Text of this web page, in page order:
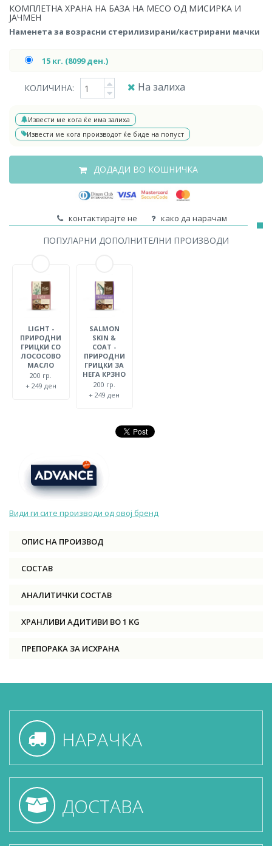
КОМПЛЕТНА ХРАНА НА БАЗА НА МЕСО ОД МИСИРКА И
ЈАЧМЕН
Наменета за возрасни стерилизирани/кастрирани мачки
15 кг. (8099 ден.)
КОЛИЧИНА: На залиха
Извести ме кога ќе има залиха
Извести ме кога производот ќе биде на попуст
ДОДАДИ ВО КОШНИЧКА
контактирајте не како да нарачам
ПОПУЛАРНИ ДОПОЛНИТЕЛНИ ПРОИЗВОДИ
LIGHT -
ПРИРОДНИ
ГРИЦКИ СО
ЛОСОСОВО
МАСЛО
200 гр.
+ 249 ден
SALMON
SKIN &
COAT -
ПРИРОДНИ
ГРИЦКИ ЗА
НЕГА КРЗНО
200 гр.
+ 249 ден
Види ги сите производи од овој бренд
ОПИС НА ПРОИЗВОД
СОСТАВ
АНАЛИТИЧКИ СОСТАВ
ХРАНЛИВИ АДИТИВИ ВО 1 KG
ПРЕПОРАКА ЗА ИСХРАНА
НАРАЧКА
ДОСТАВА